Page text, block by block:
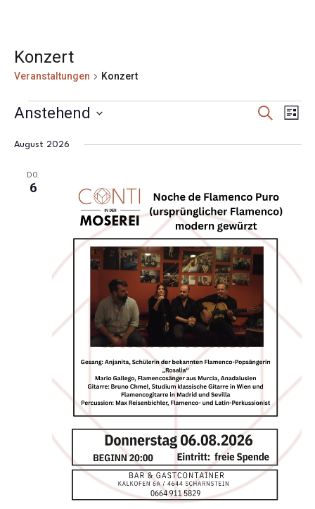
Konzert
Veranstaltungen Konzert
Veranstaltungen
und
Suche
Liste
Anstehend
wählen.
August 2026
DO.
6